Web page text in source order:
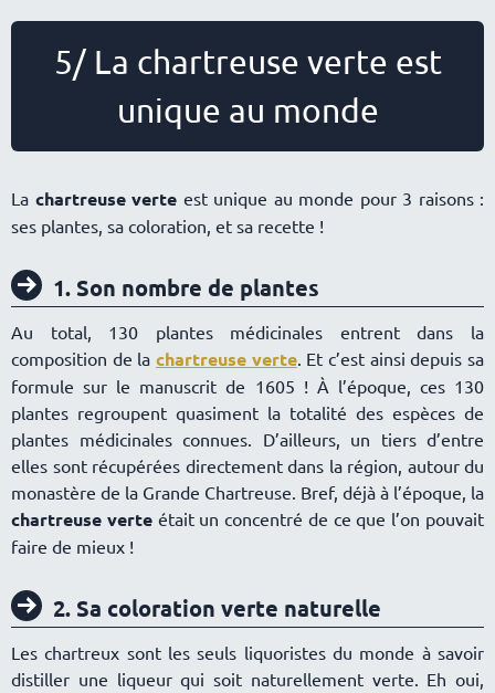
5/ La chartreuse verte est
unique au monde
La chartreuse verte est unique au monde pour 3 raisons :
ses plantes, sa coloration, et sa recette !
1. Son nombre de plantes
Au total, 130 plantes médicinales entrent dans la
composition de la chartreuse verte. Et c’est ainsi depuis sa
formule sur le manuscrit de 1605 ! À l’époque, ces 130
plantes regroupent quasiment la totalité des espèces de
plantes médicinales connues. D’ailleurs, un tiers d’entre
elles sont récupérées directement dans la région, autour du
monastère de la Grande Chartreuse. Bref, déjà à l’époque, la
chartreuse verteétait un concentré de ce que l’on pouvait
faire de mieux !
2. Sa coloration verte naturelle
Les chartreux sont les seuls liquoristes du monde à savoir
distiller une liqueur qui soit naturellement verte. Eh oui,